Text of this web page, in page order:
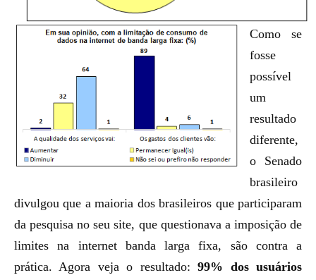
Como se
fosse
possível
um
resultado
diferente,
o Senado
brasileiro
divulgou que a maioria dos brasileiros que participaram
da pesquisa no seu site, que questionava a imposição de
limites na internet banda larga fixa, são contra a
prática. Agora veja o resultado:99% dos usuários